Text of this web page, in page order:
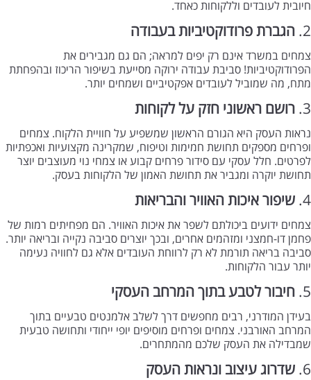
חיובית לעובדים וללקוחות כאחד.
2. הגברת פרודוקטיביות בעבודה
צמחים במשרד אינם רק יפים למראה; הם גם מגבירים את
הפרודוקטיביות! סביבת עבודה ירוקה מסייעת בשיפור הריכוז ובהפחתת
מתח, מה שמוביל לעובדים אפקטיביים ושמחים יותר.
3. רושם ראשוני חזק על לקוחות
נראות העסק היא הגורם הראשון שמשפיע על חוויית הלקוח. צמחים
ופרחים מספקים תחושת חמימות וטיפוח, שמקרינה מקצועיות ואכפתיות
לפרטים. חלל עסקי עם סידור פרחים קבוע או צמחי נוי מעוצבים יוצר
תחושת יוקרה ומגביר את תחושת האמון של הלקוחות בעסק.
4. שיפור איכות האוויר והבריאות
צמחים ידועים ביכולתם לשפר את איכות האוויר. הם מפחיתים רמות של
פחמן דו-חמצני ומזהמים אחרים, ובכך יוצרים סביבה נקייה ובריאה יותר.
סביבה בריאה תורמת לא רק לרווחת העובדים אלא גם לחוויה נעימה
יותר עבור הלקוחות.
5. חיבור לטבע בתוך המרחב העסקי
בעידן המודרני, רבים מחפשים דרך לשלב אלמנטים טבעיים בתוך
המרחב האורבני. צמחים ופרחים מוסיפים יופי ייחודי ותחושה טבעית
שמבדילה את העסק שלכם מהמתחרים.
6. שדרוג עיצוב ונראות העסק